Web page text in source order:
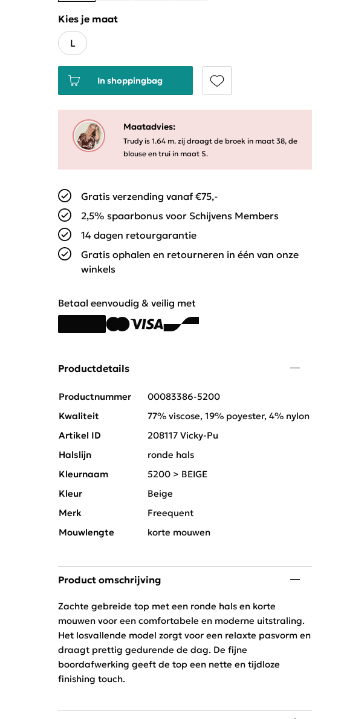
Kies je maat
L
In shoppingbag
Maatadvies:
Trudy is 1.64 m. zij draagt de broek in maat 38, de
blouse en trui in maat S.
Gratis verzending vanaf €75,-
2,5% spaarbonus voor Schijvens Members
14 dagen retourgarantie
Gratis ophalen en retourneren in één van onze
winkels
Betaal eenvoudig & veilig met
Productdetails
Productnummer
00083386-5200
Kwaliteit
77% viscose, 19% poyester, 4% nylon
Artikel ID
208117 Vicky-Pu
Halslijn
ronde hals
Kleurnaam
5200 > BEIGE
Kleur
Beige
Merk
Freequent
Mouwlengte
korte mouwen
Product omschrijving
Zachte gebreide top met een ronde hals en korte
mouwen voor een comfortabele en moderne uitstraling.
Het losvallende model zorgt voor een relaxte pasvorm en
draagt prettig gedurende de dag. De fijne
boordafwerking geeft de top een nette en tijdloze
finishing touch.